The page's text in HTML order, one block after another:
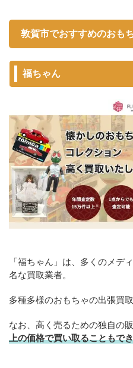
敦賀市でおすすめのおも
福ちゃん
「福ちゃん」は、多くのメデ
名な買取業者。
多種多様のおもちゃの出張買
なお、高く売るための独自の
上の価格で買い取ることもで